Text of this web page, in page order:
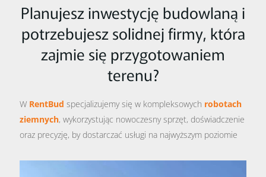
Planujesz inwestycję budowlaną i
potrzebujesz solidnej firmy, która
zajmie się przygotowaniem
terenu?
W RentBud specjalizujemy się w kompleksowych robotach
ziemnych, wykorzystując nowoczesny sprzęt, doświadczenie
oraz precyzję, by dostarczać usługi na najwyższym poziomie